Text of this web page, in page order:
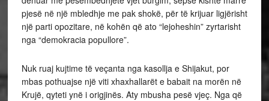
pjesë në një mbledhje me pak shokë, për të krijuar ligjërisht
një parti opozitare, në kohën që ato “lejoheshin” zyrtarisht
nga “demokracia popullore”.
Nuk ruaj kujtime të veçanta nga kasollja e Shijakut, por
mbas pothuajse një viti xhaxhallarët e babait na morën në
Krujë, qyteti ynë i origjinës. Aty mbusha pesë vjeç. Nga që